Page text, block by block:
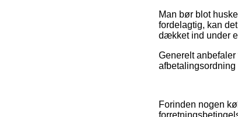
Man bør blot
fordelagtig, kan
dækket ind under
Generelt
Forinden nogen